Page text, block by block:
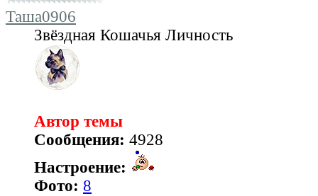
Таша0906
Звёздная Кошачья Личность
Автор темы
Сообщения: 4928
Настроение:
Фото: 8